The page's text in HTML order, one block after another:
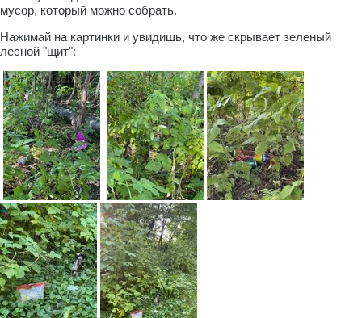
мусор, который можно собрать.
Нажимай на картинки и увидишь, что же скрывает зеленый
лесной "щит":